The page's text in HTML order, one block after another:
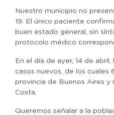
Nuestro municipio no
19. El único paciente
buen estado general, sin
protocolo médico
En el día de ayer, 14 de
casos nuevos, de los cuales
provincia de Buenos Aires y
Costa.
Queremos señalar a la